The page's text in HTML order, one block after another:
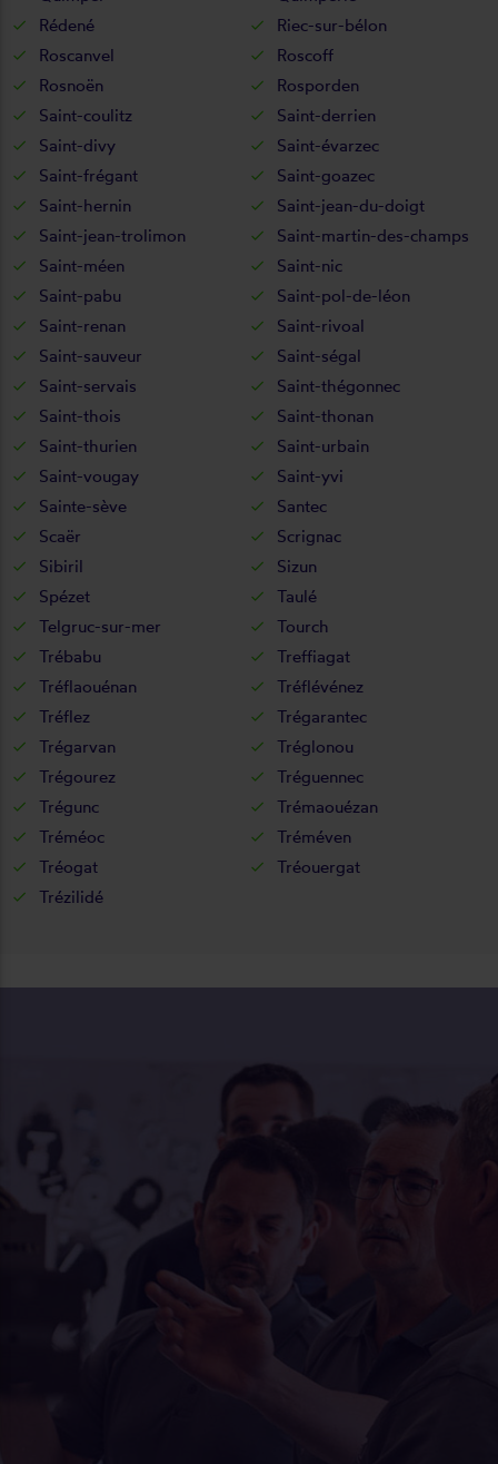
Rédené
Riec-sur-bélon
Roscanvel
Roscoff
Rosnoën
Rosporden
Saint-coulitz
Saint-derrien
Saint-divy
Saint-évarzec
Saint-frégant
Saint-goazec
Saint-hernin
Saint-jean-du-doigt
Saint-jean-trolimon
Saint-martin-des-champs
Saint-méen
Saint-nic
Saint-pabu
Saint-pol-de-léon
Saint-renan
Saint-rivoal
Saint-sauveur
Saint-ségal
Saint-servais
Saint-thégonnec
Saint-thois
Saint-thonan
Saint-thurien
Saint-urbain
Saint-vougay
Saint-yvi
Sainte-sève
Santec
Scaër
Scrignac
Sibiril
Sizun
Spézet
Taulé
Telgruc-sur-mer
Tourch
Trébabu
Treffiagat
Tréflaouénan
Tréflévénez
Tréflez
Trégarantec
Trégarvan
Tréglonou
Trégourez
Tréguennec
Trégunc
Trémaouézan
Tréméoc
Tréméven
Tréogat
Tréouergat
Trézilidé